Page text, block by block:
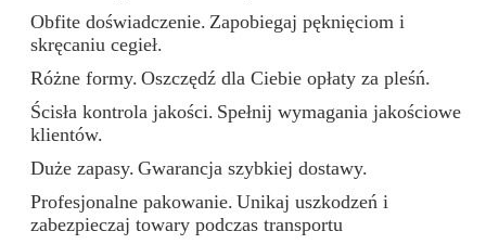
Obfite doświadczenie. Zapobiegaj pęknięciom i
skręcaniu cegieł.
Różne formy. Oszczędź dla Ciebie opłaty za pleśń.
Ścisła kontrola jakości. Spełnij wymagania jakościowe
klientów.
Duże zapasy. Gwarancja szybkiej dostawy.
Profesjonalne pakowanie. Unikaj uszkodzeń i
zabezpieczaj towary podczas transportu